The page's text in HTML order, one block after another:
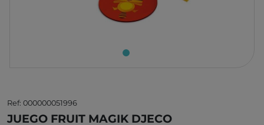
Ref: 000000051996
JUEGO FRUIT MAGIK DJECO